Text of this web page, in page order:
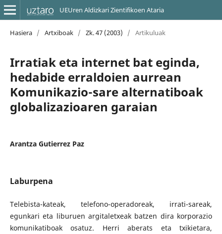
UEUren Aldizkari Zientifikoen Ataria
Hasiera / Artxiboak / Zk. 47 (2003) / Artikuluak
Irratiak eta internet bat eginda,
hedabide erraldoien aurrean
Komunikazio-sare alternatiboak
globalizazioaren garaian
Arantza Gutierrez Paz
Laburpena
Telebista-kateak, telefono-operadoreak, irrati-sareak,
egunkari eta liburuen argitaletxeak batzen dira korporazio
komunikatiboak osatuz. Herri aberats eta txikietara,